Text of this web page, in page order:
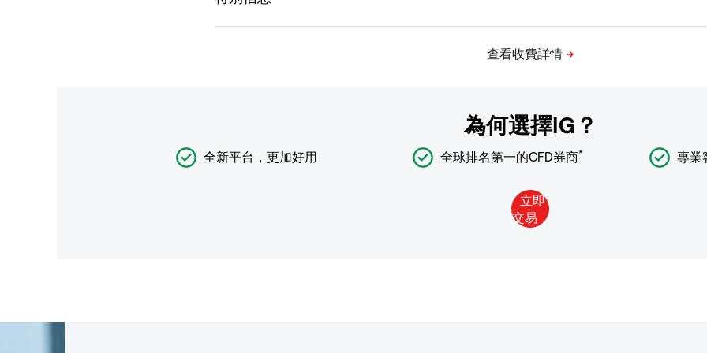
為何選擇IG？
全新平台，更加好用 全球排名第一的CFD券商* 專業